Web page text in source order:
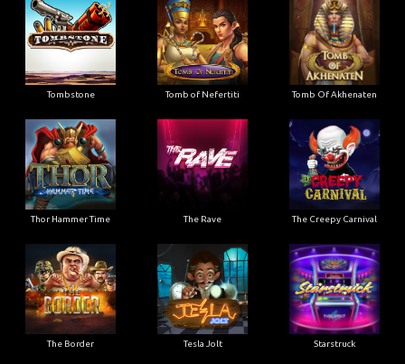
Tombstone Tomb of Nefertiti Tomb Of Akhenaten
Thor Hammer Time The Rave The Creepy Carnival
The Border Tesla Jolt Starstruck